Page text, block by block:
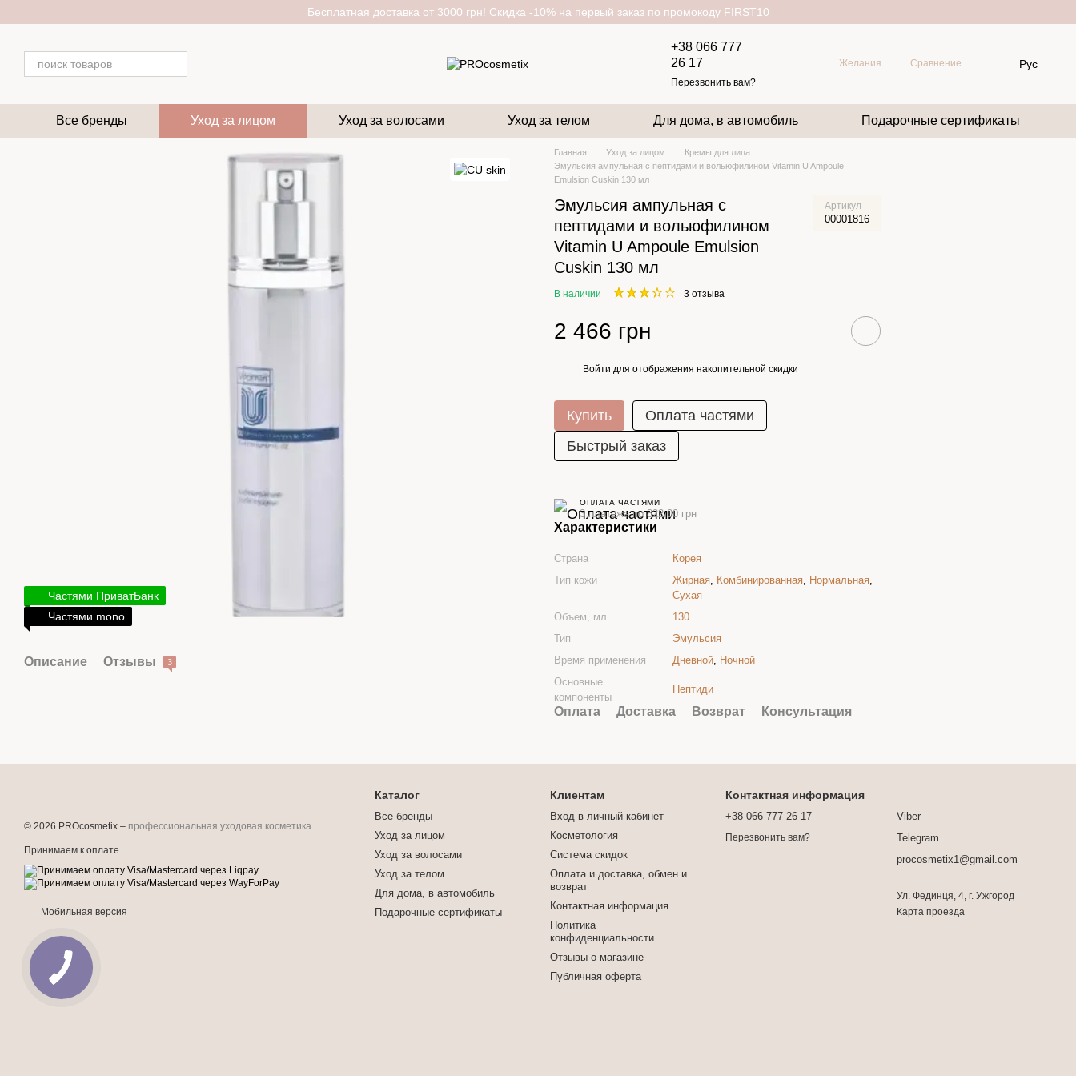
Бесплатная доставка от 3000 грн! Скидка -10% на первый заказ по промокоду FIRST10
+38 066 777
26 17
Перезвонить вам?
Желания Сравнение Рус
Все бренды Уход за лицом Уход за волосами Уход за телом Для дома, в автомобиль Подарочные сертификаты
Частями ПриватБанк
Частями mono
Описание Отзывы 3
Главная Уход за лицом
Кремы для лица
Эмульсия ампульная с пептидами и вольюфилином Vitamin U Ampoule
Emulsion Cuskin 130 мл
Эмульсия ампульная с
пептидами и вольюфилином
Vitamin U Ampoule Emulsion
Cuskin 130 мл
Артикул
00001816
В наличии 3 отзыва
2 466 грн
Войти для отображения накопительной скидки
Купить
Оплата частями
Быстрый заказ
ОПЛАТА ЧАСТЯМИ
3 платежа по 822.00 грн
Характеристики
Страна
Корея
Тип кожи
Жирная, Комбинированная, Нормальная,
Сухая
Объем, мл
130
Тип
Эмульсия
Время применения
Дневной, Ночной
Основные
компоненты
Пептиди
Оплата Доставка Возврат Консультация
© 2026 PROcosmetix – профессиональная уходовая косметика
Принимаем к оплате
Мобильная версия
Каталог
Все бренды
Уход за лицом
Уход за волосами
Уход за телом
Для дома, в автомобиль
Подарочные сертификаты
Клиентам
Вход в личный кабинет
Косметология
Система скидок
Оплата и доставка, обмен и
возврат
Контактная информация
Политика
конфиденциальности
Отзывы о магазине
Публичная оферта
Контактная информация
+38 066 777 26 17
Перезвонить вам?
Viber
Telegram
procosmetix1@gmail.com
Ул. Фединця, 4, г. Ужгород
Карта проезда